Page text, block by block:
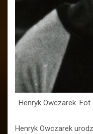
Henryk Owczarek.
Henryk Owczarek